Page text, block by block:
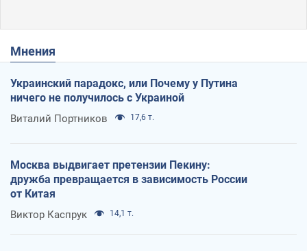
Мнения
Украинский парадокс, или Почему у Путина
ничего не получилось с Украиной
Виталий Портников 17,6 т.
Москва выдвигает претензии Пекину:
дружба превращается в зависимость России
от Китая
Виктор Каспрук 14,1 т.